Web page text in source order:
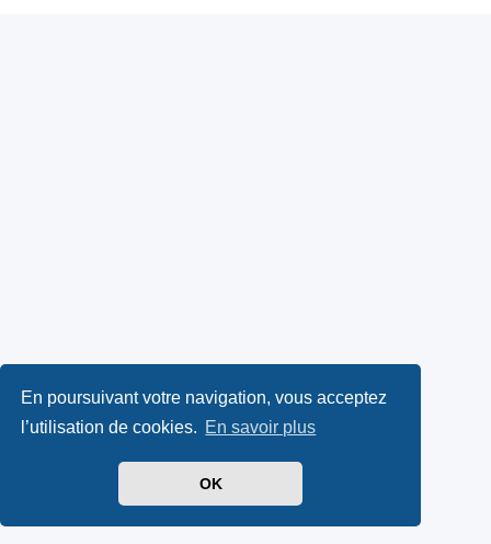
En poursuivant votre navigation, vous acceptez
l’utilisation de cookies. En savoir plus
OK